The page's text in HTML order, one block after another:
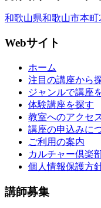
和歌山県和歌山市本
Webサイト
ホーム
注目の講座から
ジャンルで講座
体験講座を探す
教室へのアクセ
講座の申込みに
ご利用の案内
カルチャー倶楽
個人情報保護方
講師募集